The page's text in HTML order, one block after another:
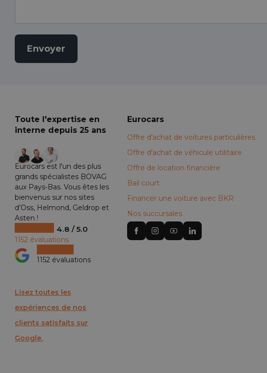
Toute l'expertise en
interne depuis 25 ans
Eurocars est l'un des plus
grands spécialistes BOVAG
aux Pays-Bas. Vous êtes les
bienvenus sur nos sites
d’Oss, Helmond, Geldrop et
Asten !
4.8 / 5.0
1152 évaluations
1152 évaluations
Lisez toutes les
expériences de nos
clients satisfaits sur
Google.
Eurocars
Offre d'achat de voitures particulières
Offre d'achat de véhicule utilitaire
Offre de location financière
Bail court
Financer une voiture avec BKR
Nos succursales